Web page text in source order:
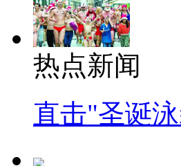
热点新闻
直击"圣诞